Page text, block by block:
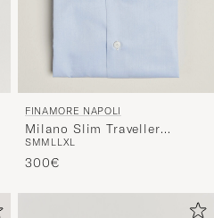
FINAMORE NAPOLI
Milano Slim Traveller
Cotton Shirt Light Blue
SMM LLXL
300€